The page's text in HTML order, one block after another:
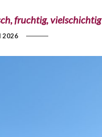
fruchtig, vielschichtig
2026